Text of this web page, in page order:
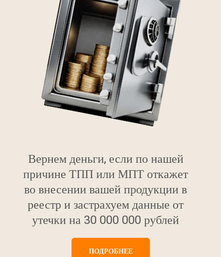
Вернем деньги, если по нашей
причине ТПП или МПТ откажет
во внесении вашей продукции в
реестр и застрахуем данные от
утечки на 30 000 000 рублей
ПОДРОБНЕЕ